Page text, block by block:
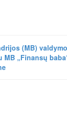
(MB) valdymo
MB „Finansų